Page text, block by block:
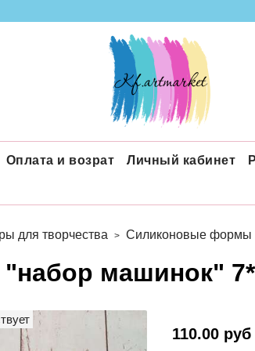
Оплата и возрат Личный кабинет
для творчества Силиконовые формы
машинок"
110.00 руб